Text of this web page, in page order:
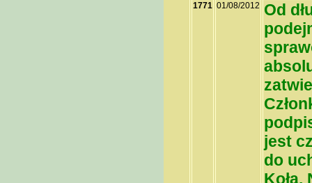
1771 01/08/2012 Od
jest
do
Koła.